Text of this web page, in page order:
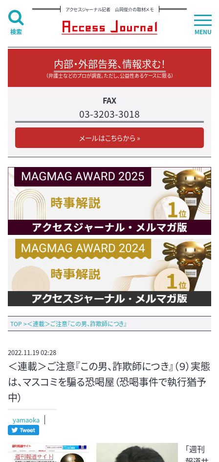
アクセスジャーナル記者 山岡俊介の取材メモ
内部・外部告発、情報求む！
（弁護士などのプロが調査。ただし、公益性あるケースに限る）
FAX
03-3203-3018
メールはこちらから »
TOP >＜連載＞ご注意『この男、詐欺師につき』
2022.11.19 02:28
＜連載＞ご注意『この男、詐欺師につき』（９）実態
は、マスコミを騙る恐喝屋（恐喝事件で執行猶予
中）
yamaoka
「週刊
MENU
検索